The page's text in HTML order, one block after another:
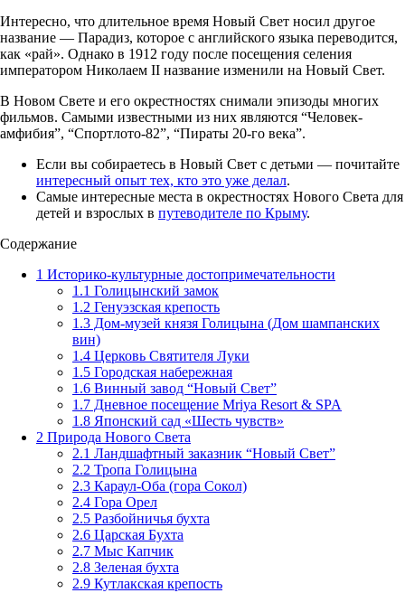
Интересно, что длительное время Новый Свет носил другое
название — Парадиз, которое с английского языка переводится,
как «рай». Однако в 1912 году после посещения селения
императором Николаем II название изменили на Новый Свет.
В Новом Свете и его окрестностях снимали эпизоды многих
фильмов. Самыми известными из них являются “Человек-
амфибия”, “Спортлото-82”, “Пираты 20-го века”.
Если вы собираетесь в Новый Свет с детьми — почитайте
интересный опыт тех, кто это уже делал.
Самые интересные места в окрестностях Нового Света для
детей и взрослых в путеводителе по Крыму.
Содержание
1 Историко-культурные достопримечательности
1.1 Голицынский замок
1.2 Генуэзская крепость
1.3 Дом-музей князя Голицына (Дом шампанских
вин)
1.4 Церковь Святителя Луки
1.5 Городская набережная
1.6 Винный завод “Новый Свет”
1.7 Дневное посещение Mriya Resort & SPA
1.8 Японский сад «Шесть чувств»
2 Природа Нового Света
2.1 Ландшафтный заказник “Новый Свет”
2.2 Тропа Голицына
2.3 Караул-Оба (гора Сокол)
2.4 Гора Орел
2.5 Разбойничья бухта
2.6 Царская Бухта
2.7 Мыс Капчик
2.8 Зеленая бухта
2.9 Кутлакская крепость